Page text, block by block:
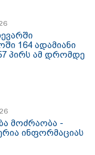
164 ადამიანი
პირს ამ დრომდე
მოძრაობა -
ინფორმაციას